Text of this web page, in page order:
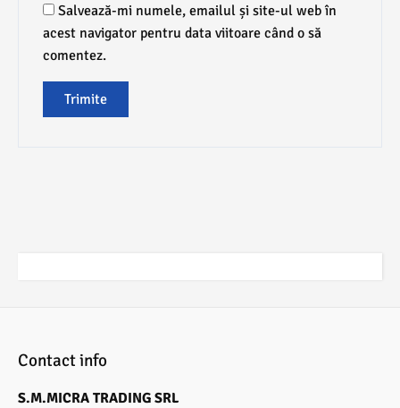
Salvează-mi numele, emailul și site-ul web în
acest navigator pentru data viitoare când o să
comentez.
Contact info
S.M.MICRA TRADING SRL